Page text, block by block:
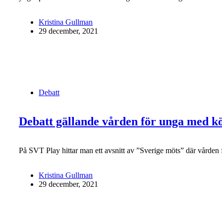
Kristina Gullman
29 december, 2021
Debatt
Debatt gällande vården för unga med
På SVT Play hittar man ett avsnitt av ”Sverige möts” där
Kristina Gullman
29 december, 2021